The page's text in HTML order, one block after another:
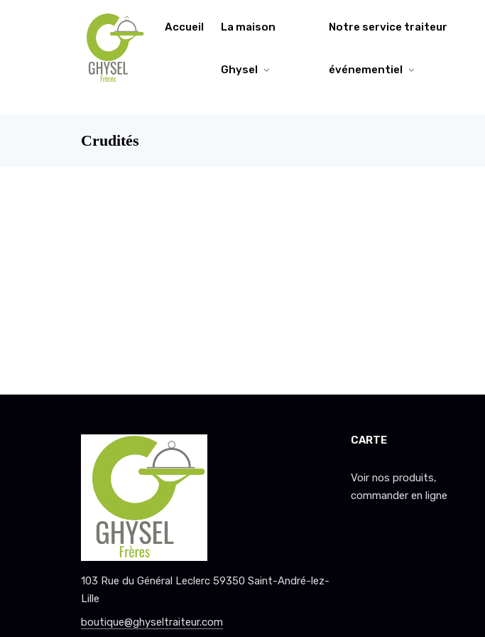
Accueil
La maison
Ghysel
Notre service traiteur
événementiel
Crudités
103 Rue du Général Leclerc 59350 Saint-André-lez-
Lille
boutique@ghyseltraiteur.com
CARTE
Voir nos produits,
commander en ligne